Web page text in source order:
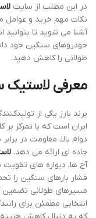
در این مطلب از سایت
نکات مهم خرید و عوامل
آشنا می ‌شوید تا بتوانید
خودروهای سنگین خود
طولانی را کاهش دهید.
معرفی لاستیک
برند بارز یکی از
ایران است که با تمرکز
دوام بالا، مقاومت در
جاده‌ ای ارائه می ‌دهد.
آج‌ ها، دیواره‌ های تقویت
فشار بارهای سنگین را
مسیرهای طولانی تضمین
انتخابی مطمئن برای